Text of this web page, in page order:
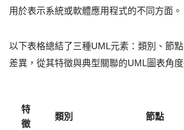
用於表示系統或軟體應用程式的不同方面。
以下表格總結了三種UML元素：類別、節
差異，從其特徵與典型關聯的UML圖表角度
特
徵
類別 節點